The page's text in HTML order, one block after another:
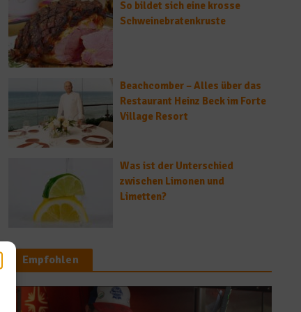
So bildet sich eine krosse
Schweinebratenkruste
Beachcomber – Alles über das
Restaurant Heinz Beck im Forte
Village Resort
Was ist der Unterschied
zwischen Limonen und
Limetten?
Empfohlen